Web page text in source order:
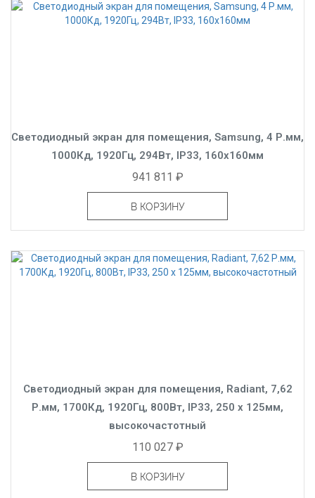
Светодиодный экран для помещения, Samsung, 4 Р.мм,
1000Кд, 1920Гц, 294Вт, IP33, 160x160мм
941 811 ₽
В КОРЗИНУ
Светодиодный экран для помещения, Radiant, 7,62
Р.мм, 1700Кд, 1920Гц, 800Вт, IP33, 250 x 125мм,
высокочастотный
110 027 ₽
В КОРЗИНУ